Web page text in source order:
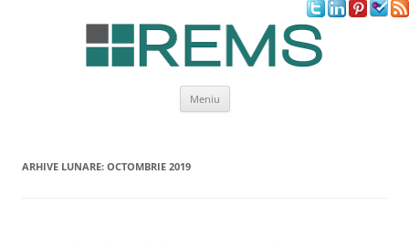
Meniu
Sari
conținut
ARHIVE LUNARE: OCTOMBRIE 2019